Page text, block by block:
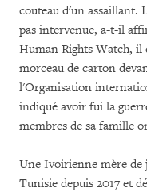
couteau d'un assaillant.
pas intervenue, a-t-il
Human Rights Watch, il
morceau de carton
l'Organisation
indiqué avoir fui la
membres de sa famille
Une Ivoirienne mère de
Tunisie depuis 2017 et